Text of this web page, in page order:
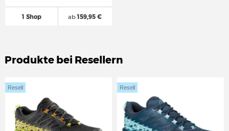
1 Shop ab159,95 €
Produkte bei Resellern
Resell Resell